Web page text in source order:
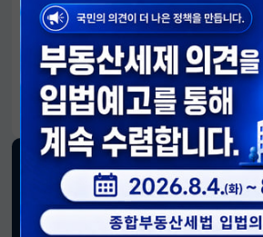
알림판
국민이 만든 대전환의 길-회복과 도약, 모두의
재정경제부 SNS
블로그페이스북트위터(X)
유튜